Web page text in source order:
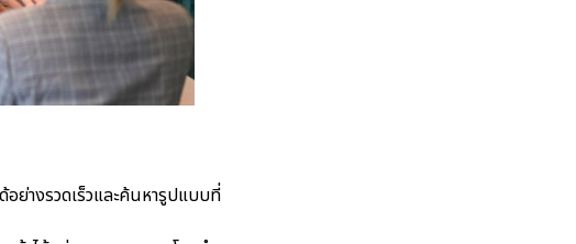
อย่างรวดเร็วและค้นหารูปแบบที่